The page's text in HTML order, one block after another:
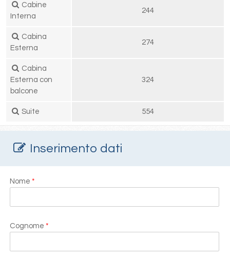
Cabine
Interna
244
Cabina
Esterna
274
Cabina
Esterna con
balcone
324
Suite 554
Inserimento dati
Nome *
Cognome *